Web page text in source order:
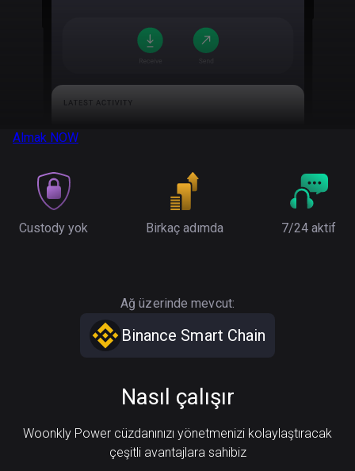
Almak NOW
Custody yok Birkaç adımda 7/24 aktif
Ağ üzerinde mevcut:
Binance Smart Chain
Nasıl çalışır
Woonkly Power cüzdanınızı yönetmenizi kolaylaştıracak
çeşitli avantajlara sahibiz